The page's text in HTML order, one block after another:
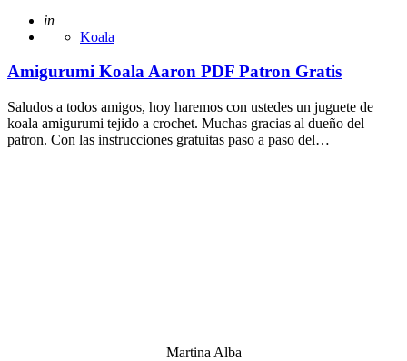
Posted
in
Koala
Amigurumi Koala Aaron PDF Patron Gratis
Saludos a todos amigos, hoy haremos con ustedes un juguete de
koala amigurumi tejido a crochet. Muchas gracias al dueño del
patron. Con las instrucciones gratuitas paso a paso del…
Martina Alba